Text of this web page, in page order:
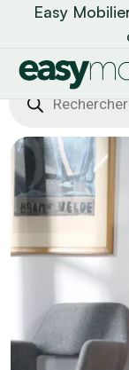
Easy
Recherche
de